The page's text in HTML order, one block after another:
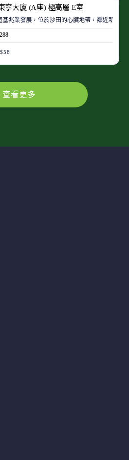
寧大廈 (A座) 極高層 E室
基兆業發展，位於沙田的心臟地帶，鄰近新城
288
查看更多